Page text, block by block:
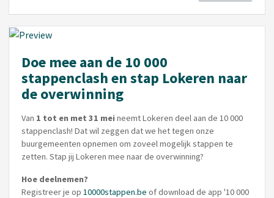
Doe mee aan de 10 000
stappenclash en stap Lokeren naar
de overwinning
Van 1 tot en met 31 meineemt Lokeren deel aan de 10 000
stappenclash! Dat wil zeggen dat we het tegen onze
buurgemeenten opnemen om zoveel mogelijk stappen te
zetten. Stap jij Lokeren mee naar de overwinning?
Hoe deelnemen?
Registreer je op 10000stappen.be of download de app '10 000